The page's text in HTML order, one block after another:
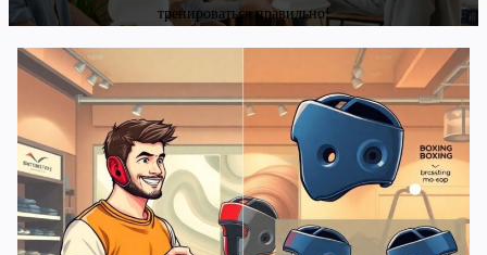
тренироваться правильно!